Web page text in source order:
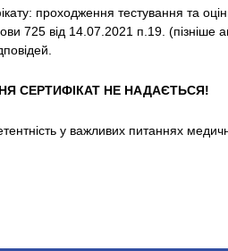
проходження тестування та
725 від 14.07.2021 п.19. (пізніше
СЕРТИФІКАТ НЕ НАДАЄТЬСЯ!
у важливих питаннях